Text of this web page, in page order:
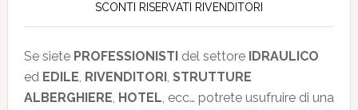
SCONTI RISERVATI RIVENDITORI
Se siete PROFESSIONISTIdel settore IDRAULICO
ed EDILE, RIVENDITORI, STRUTTURE
ALBERGHIERE, HOTEL, ecc… potrete usufruire di una